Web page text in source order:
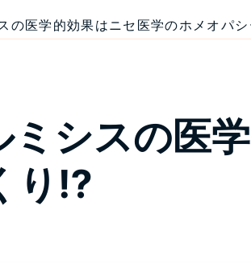
の医学的効果はニセ医学のホメオパ
シスの医
り⁉